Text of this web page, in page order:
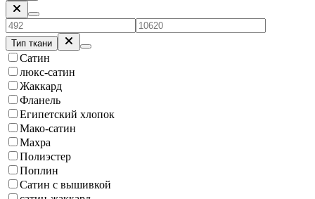
Тип ткани
Сатин
люкс-сатин
Жаккард
Фланель
Египетский хлопок
Мако-сатин
Махра
Полиэстер
Поплин
Сатин с вышивкой